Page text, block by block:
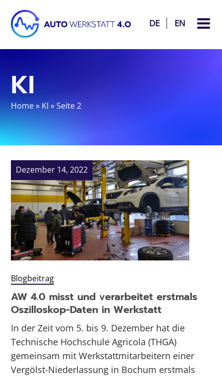
DE EN
KI
Home» KI »Seite 2
Dezember 14, 2022
Blogbeitrag
AW 4.0 misst und verarbeitet erstmals
Oszilloskop-Daten in Werkstatt
In der Zeit vom 5. bis 9. Dezember hat die
Technische Hochschule Agricola (THGA)
gemeinsam mit Werkstattmitarbeitern einer
Vergölst-Niederlassung in Bochum erstmals